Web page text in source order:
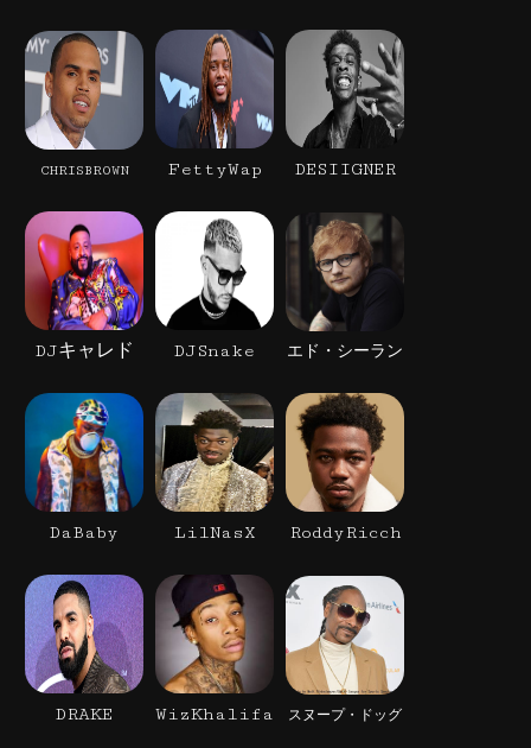
CHRISBROWN FettyWap DESIIGNER
DJキャレド DJSnake エド・シーラン
DaBaby LilNasX RoddyRicch
DRAKE WizKhalifa スヌープ・ドッグ